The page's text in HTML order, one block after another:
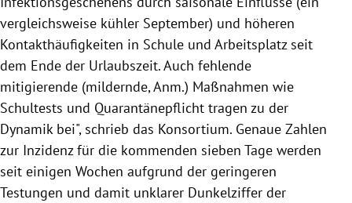
vergleichsweise kühler September) und höheren
Kontakthäufigkeiten in Schule und Arbeitsplatz seit
dem Ende der Urlaubszeit. Auch fehlende
mitigierende (mildernde, Anm.) Maßnahmen wie
Schultests und Quarantänepflicht tragen zu der
Dynamik bei", schrieb das Konsortium. Genaue Zahlen
zur Inzidenz für die kommenden sieben Tage werden
seit einigen Wochen aufgrund der geringeren
Testungen und damit unklarer Dunkelziffer der